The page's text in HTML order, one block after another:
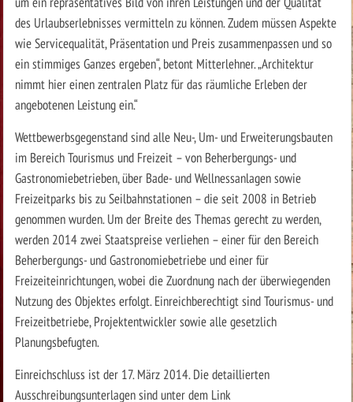
des Urlaubserlebnisses vermitteln zu können. Zudem müssen Aspekte
wie Servicequalität, Präsentation und Preis zusammenpassen und so
ein stimmiges Ganzes ergeben“, betont Mitterlehner. „Architektur
nimmt hier einen zentralen Platz für das räumliche Erleben der
angebotenen Leistung ein.“
Wettbewerbsgegenstand sind alle Neu-, Um- und Erweiterungsbauten
im Bereich Tourismus und Freizeit – von Beherbergungs- und
Gastronomiebetrieben, über Bade- und Wellnessanlagen sowie
Freizeitparks bis zu Seilbahnstationen – die seit 2008 in Betrieb
genommen wurden. Um der Breite des Themas gerecht zu werden,
werden 2014 zwei Staatspreise verliehen – einer für den Bereich
Beherbergungs- und Gastronomiebetriebe und einer für
Freizeiteinrichtungen, wobei die Zuordnung nach der überwiegenden
Nutzung des Objektes erfolgt. Einreichberechtigt sind Tourismus- und
Freizeitbetriebe, Projektentwickler sowie alle gesetzlich
Planungsbefugten.
Einreichschluss ist der 17. März 2014. Die detaillierten
Ausschreibungsunterlagen sind unter dem Link